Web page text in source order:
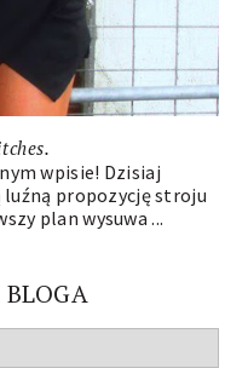
wpisie! Dzisiaj
luźną propozycję stroju
plan wysuwa ...